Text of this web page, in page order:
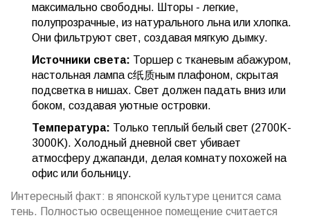
максимально свободны. Шторы - легкие,
полупрозрачные, из натурального льна или хлопка.
Они фильтруют свет, создавая мягкую дымку.
Источники света: Торшер с тканевым абажуром,
настольная лампа с纸质ным плафоном, скрытая
подсветка в нишах. Свет должен падать вниз или
боком, создавая уютные островки.
Температура: Только теплый белый свет (2700K-
3000K). Холодный дневной свет убивает
атмосферу джапанди, делая комнату похожей на
офис или больницу.
Интересный факт: в японской культуре ценится сама
тень. Полностью освещенное помещение считается